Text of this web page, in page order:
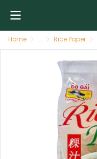
Home ... Rice Paper